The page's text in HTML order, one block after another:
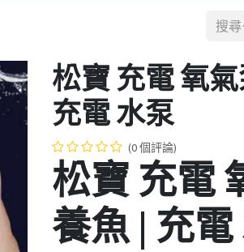
松寶 充電 氧
充電 水泵
(0 個評論)
松寶 充電
養魚 | 充